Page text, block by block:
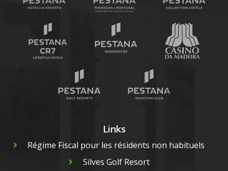
Links
Régime Fiscal pour les résidents non habituels
Silves Golf Resort